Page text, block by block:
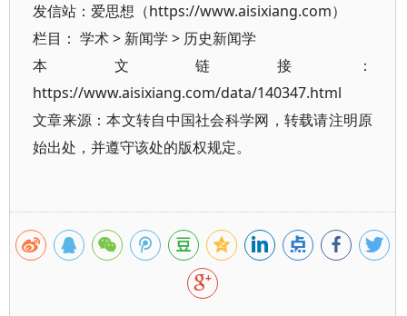
发信站：爱思想（https://www.aisixiang.com）
栏目： 学术> 新闻学 > 历史新闻学
本文链接：
https://www.aisixiang.com/data/140347.html
文章来源：本文转自中国社会科学网，转载请注明原
始出处，并遵守该处的版权规定。